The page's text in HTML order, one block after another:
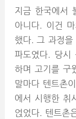
지금 한국에서
아니다. 이건
했다. 그 과정
파도였다. 당시
하며 고기를 구
말마다 텐트촌
에서 시행한 취
얹었다. 텐트촌